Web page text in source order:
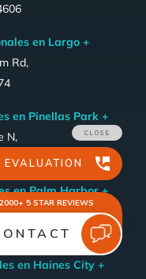
en Largo +
Rd,
en Pinellas Park +
N,
en Palm Harbor +
N,
en Haines City +